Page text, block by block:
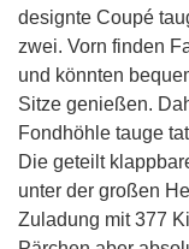
designte Coupé
zwei. Vorn finden
und könnten
Sitze genießen.
Fondhöhle tauge
Die geteilt
unter der großen
Zuladung mit 377